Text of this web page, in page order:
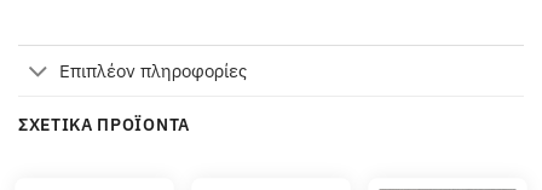
Επιπλέον πληροφορίες
ΣΧΕΤΙΚΆ ΠΡΟΪΌΝΤΑ